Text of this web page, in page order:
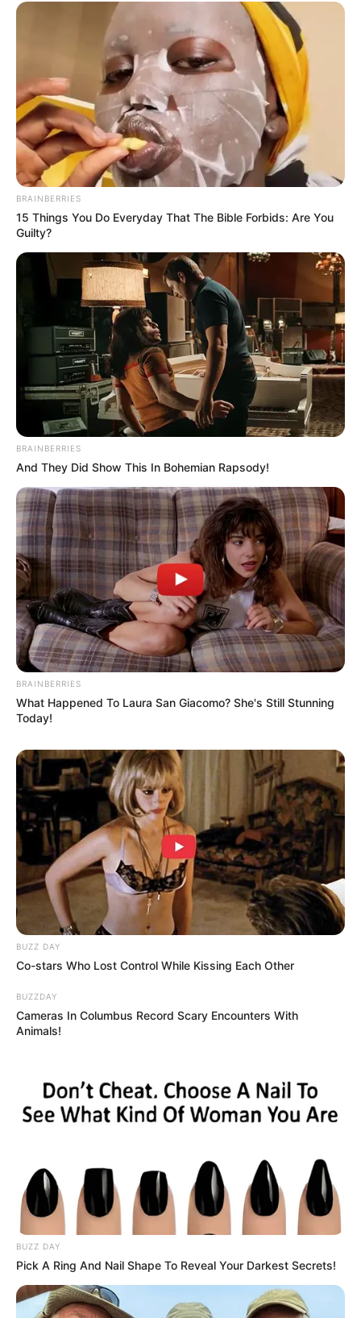
แจกตาราง สีมงคลตามราศี 2569 ประจำ
เดือนสิงหาคม โดย อ.รักษ์ เลขเด็ด
ฤกษ์มงคล ดูเพิ่มเติม
ฤกษ์มงคล
เสาร์ห้า คือ อะไร วันแรงจริงหรือหลอก ?
ฤกษ์มงคล
ฤกษ์สะเดาะเคราะห์ เสริมดวง 2569 ฤกษ์
มงคลสำหรับไหว้สา ทำบุญ ขอพร
ฤกษ์มงคล
ฤกษ์ดีขอพรพระพิฆเนศ วันวินายักจตุรถี
พฤษภาคม 2569
MThai เชื่อในสิ่งที่ทำ ทำในสิ่งที่เชื่อ
รับข่าวสารเลขมงคล สถิติเลขดัง ดวงรายวัน รายเดือน รายปี
พร้อมแนะนำวิธีเสริมดวง
ลุ้นรับรางวัลจากกิจกรรมเสริมความเป็นมงคลให้กับตัวท่านเอง
เปิดสมัครสมาชิก (ฟรี) เร็วๆนี้
LEGAL
นโยบายคุกกี้
เกี่ยวกับเอ็มไทย
วัดสวย
วัดสวยเชียงใหม่
ทำนายฝัน
สถิติหวยรายเดือน
ดวงรายวัน
บทสวดมนต์
วิธีบนไอ้ไข่
BRAINBERRIES
15 Things You Do Everyday That The Bible Forbids: Are You
Guilty?
BRAINBERRIES
And They Did Show This In Bohemian Rapsody!
BRAINBERRIES
What Happened To Laura San Giacomo? She's Still Stunning
Today!
BUZZ DAY
Co-stars Who Lost Control While Kissing Each Other
BUZZDAY
Cameras In Columbus Record Scary Encounters With
Animals!
BUZZ DAY
Pick A Ring And Nail Shape To Reveal Your Darkest Secrets!